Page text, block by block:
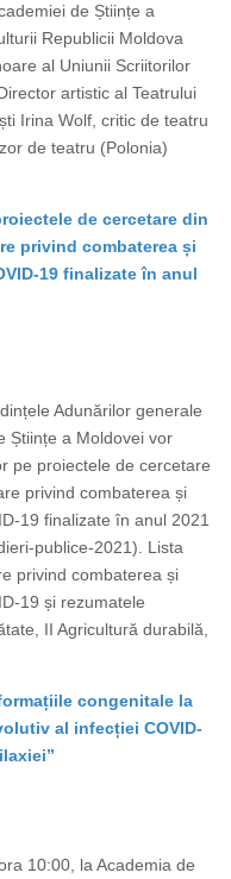
de Științe a
Republicii Moldova
al Uniunii Scriitorilor
artistic al Teatrului
Irina Wolf, critic de teatru
de teatru (Polonia)
de cercetare din
privind combaterea și
19 finalizate în anul
Adunărilor generale
Științe a Moldovei vor
pe proiectele de cercetare
privind combaterea și
19 finalizate în anul 2021
publice-2021). Lista
privind combaterea și
19 și rezumatele
II Agricultură durabilă,
congenitale la
al infecției COVID-
10:00, la Academia de